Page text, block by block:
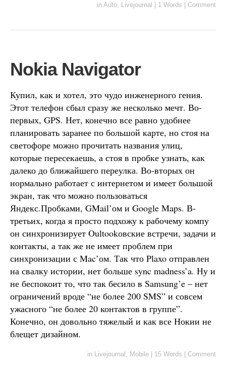
in Auto Livejournal 1 Words Comment
Nokia Navigator
Купил, как и хотел, это чудо инженерного гения.
Этот телефон сбыл сразу же несколько мечт. Во-
первых, GPS. Нет, конечно все равно удобнее
планировать заранее по большой карте, но стоя на
светофоре можно прочитать названия улиц,
которые пересекаешь, а стоя в пробке узнать, как
далеко до ближайшего переулка. Во-вторых он
нормально работает с интернетом и имеет большой
экран, так что можно пользоваться
Яндекс.Пробками, GMail’ом и Google Maps. В-
третьих, когда я просто подхожу к рабочему компу
он синхронизирует Oultookовские встречи, задачи и
контакты, а так же не имеет проблем при
синхронизации с Mac’ом. Так что Plaxo отправлен
на свалку истории, нет больше sync madness’a. Ну и
не беспокоит то, что так бесило в Samsung’e – нет
ограничений вроде “не более 200 SMS” и совсем
ужасного “не более 20 контактов в группе”.
Конечно, он довольно тяжелый и как все Нокии не
блещет дизайном.
in Livejournal Mobile 15 Words Comment